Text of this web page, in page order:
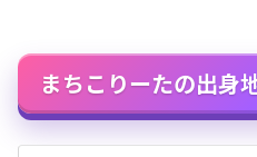
まちこりーたの出身